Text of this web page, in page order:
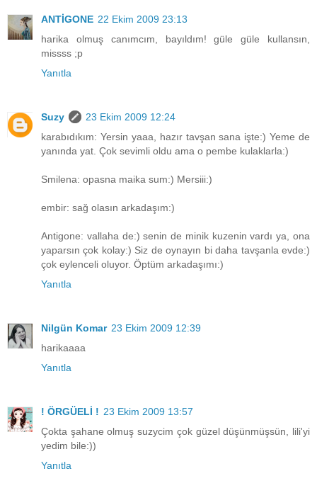
ANTİGONE 22 Ekim 2009 23:13
harika olmuş canımcım, bayıldım! güle güle kullansın,
missss ;p
Yanıtla
Suzy
23 Ekim 2009 12:24
karabıdıkım: Yersin yaaa, hazır tavşan sana işte:) Yeme de
yanında yat. Çok sevimli oldu ama o pembe kulaklarla:)
Smilena: opasna maika sum:) Mersiii:)
embir: sağ olasın arkadaşım:)
Antigone: vallaha de:) senin de minik kuzenin vardı ya, ona
yaparsın çok kolay:) Siz de oynayın bi daha tavşanla evde:)
çok eylenceli oluyor. Öptüm arkadaşımı:)
Yanıtla
Nilgün Komar 23 Ekim 2009 12:39
harikaaaa
Yanıtla
! ÖRGÜELİ ! 23 Ekim 2009 13:57
Çokta şahane olmuş suzycim çok güzel düşünmüşsün, lili'yi
yedim bile:))
Yanıtla